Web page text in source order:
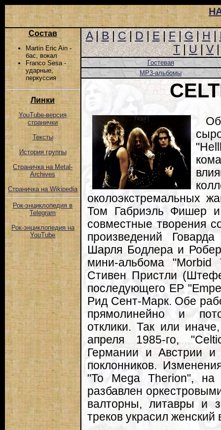
Состав
Martin Eric Ain -
бас, вокал
Franco Sesa -
ударные,
перкуссия
Линки
YouTube-версия
странички
Тексты
История группы
Страничка на Metal-
Archives
Страничка на Wikipedia
Рок-энциклопедия в
Telegram
Рок-энциклопедия на
YouTube
A|B|C|D|E|F|G|H|
T|U|V
Гостевая
MP3-альбомы
околоэкстремальных
Том Габриэль Фишер
совместные творения
произведений
Шарля Бодлера и
мини-альбома "Morbid
Стивен Пристли
последующего EP
Рид Сент-Марк. Обе
прямолинейно и
отклики. Так или
апреля 1985-го,
Германии и Австрии и
поклонников.
"To Mega Therion", на
разбавлен
валторны, литавры и
треков украсил